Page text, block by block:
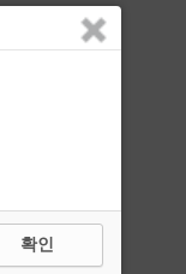
확인